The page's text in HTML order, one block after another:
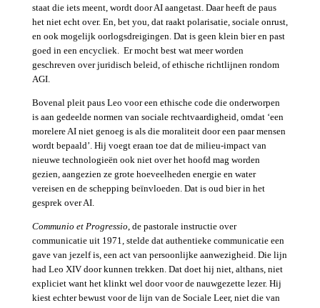
staat die iets meent, wordt door AI aangetast. Daar heeft de paus
het niet echt over. En, bet you, dat raakt polarisatie, sociale onrust,
en ook mogelijk oorlogsdreigingen. Dat is geen klein bier en past
goed in een encycliek. Er mocht best wat meer worden
geschreven over juridisch beleid, of ethische richtlijnen rondom
AGI.
Bovenal pleit paus Leo voor een ethische code die onderworpen
is aan gedeelde normen van sociale rechtvaardigheid, omdat ‘een
morelere AI niet genoeg is als die moraliteit door een paar mensen
wordt bepaald’. Hij voegt eraan toe dat de milieu-impact van
nieuwe technologieën ook niet over het hoofd mag worden
gezien, aangezien ze grote hoeveelheden energie en water
vereisen en de schepping beïnvloeden. Dat is oud bier in het
gesprek over AI.
Communio et Progressio, de pastorale instructie over
communicatie uit 1971, stelde dat authentieke communicatie een
gave van jezelf is, een act van persoonlijke aanwezigheid. Die lijn
had Leo XIV door kunnen trekken. Dat doet hij niet, althans, niet
expliciet want het klinkt wel door voor de nauwgezette lezer. Hij
kiest echter bewust voor de lijn van de Sociale Leer, niet die van